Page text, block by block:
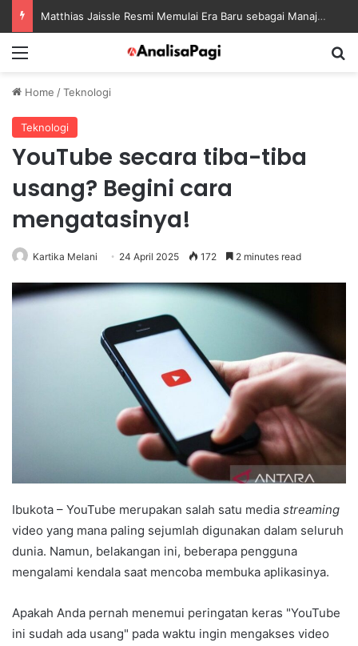
Matthias Jaissle Resmi Memulai Era Baru sebagai Manajer Newcastle
Home /Teknologi
Teknologi
YouTube secara tiba-tiba
usang? Begini cara
mengatasinya!
Kartika Melani 24 April 2025 172 2 minutes read
Ibukota – YouTube merupakan salah satu media streaming
video yang mana paling sejumlah digunakan dalam seluruh
dunia. Namun, belakangan ini, beberapa pengguna
mengalami kendala saat mencoba membuka aplikasinya.
Apakah Anda pernah menemui peringatan keras "YouTube
ini sudah ada usang" pada waktu ingin mengakses video